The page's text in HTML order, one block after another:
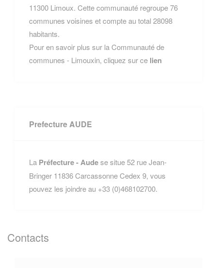
11300 Limoux. Cette communauté regroupe 76
communes voisines et compte au total 28098
habitants.
Pour en savoir plus sur la Communauté de
communes - Limouxin, cliquez sur ce lien
Prefecture AUDE
La Préfecture - Audese situe 52 rue Jean-
Bringer 11836 Carcassonne Cedex 9, vous
pouvez les joindre au +33 (0)468102700.
Contacts